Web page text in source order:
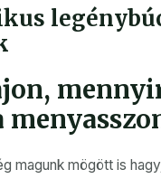
magunk mögött is